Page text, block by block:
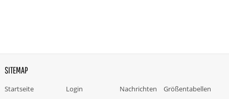
SITEMAP
Startseite Login Nachrichten Größentabellen